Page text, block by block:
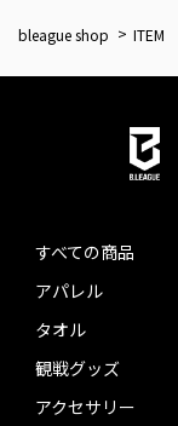
bleague shop ITEM
すべての商品
アパレル
タオル
観戦グッズ
アクセサリー